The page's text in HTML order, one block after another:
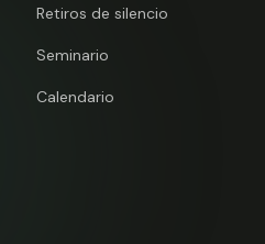
Retiros de silencio
Seminario
Calendario